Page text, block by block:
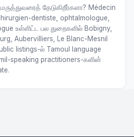
தேடுகிறீர்களா? Médecin
dentiste, ophtalmologue,
உள்ளிட்ட பல துறைகளில் Bobigny,
Aubervilliers, Le Blanc-Mesnil
listings-ல் Tamoul language
speaking practitioners-களின்